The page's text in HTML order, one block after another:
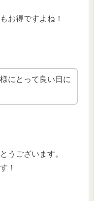
お得ですよね！
にとって良い日に
うございます。
！